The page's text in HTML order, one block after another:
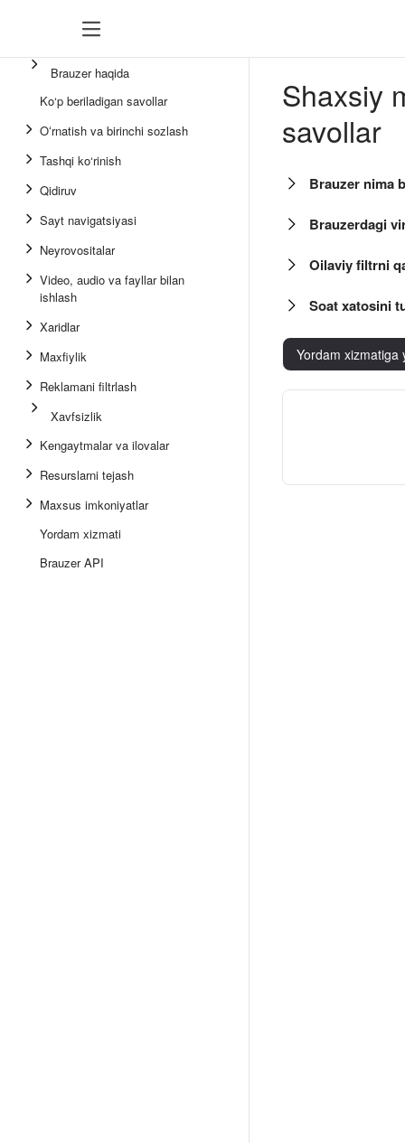
Brauzer haqida
Ko‘p beriladigan savollar
Oʻrnatish va birinchi sozlash
Tashqi ko‘rinish
Qidiruv
Sayt navigatsiyasi
Neyrovositalar
Video, audio va fayllar bilan
ishlash
Xaridlar
Maxfiylik
Reklamani filtrlash
Xavfsizlik
Kengaytmalar va ilovalar
Resurslarni tejash
Maxsus imkoniyatlar
Yordam xizmati
Brauzer API
Shaxsiy
savollar
Brauzer nima
Brauzerdagi
Oilaviy filtrni
Soat xatosini
Yordam xizmatiga